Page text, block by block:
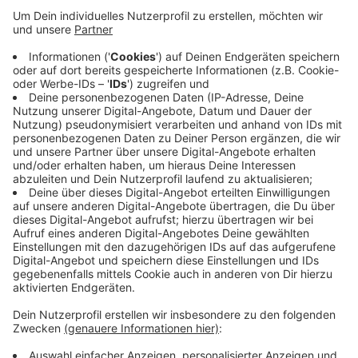
Anzeige
Am Samstag und am Sonntag (30./31.05.) findet ein
großer Markt mit Händlern, Handwerkern und Gauklern
statt. Besucher erwartet ein Programm mit
Ritterkämpfen, Musik und Mitmachaktionen für Kinder.
Auch historische Heerlager und Fahrgeschäfte sollen
das Leben im Mittelalter erlebbar machen, heißt es
aus dem Ratinger Rathaus. Der Markt gilt als einer der
Höhepunkte im Jubiläumsjahr.
Anzeige